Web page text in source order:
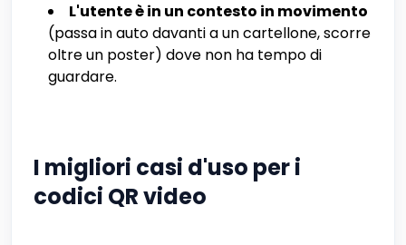
L'utente è in un contesto in movimento
(passa in auto davanti a un cartellone, scorre
oltre un poster) dove non ha tempo di
guardare.
I migliori casi d'uso per i
codici QR video